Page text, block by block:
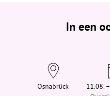
e
In een
Osnabrück
11.08.